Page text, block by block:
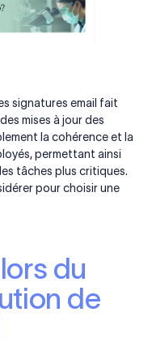
signatures email fait
mises à jour des
la cohérence et la
permettant ainsi
tâches plus critiques.
pour choisir une
du
de